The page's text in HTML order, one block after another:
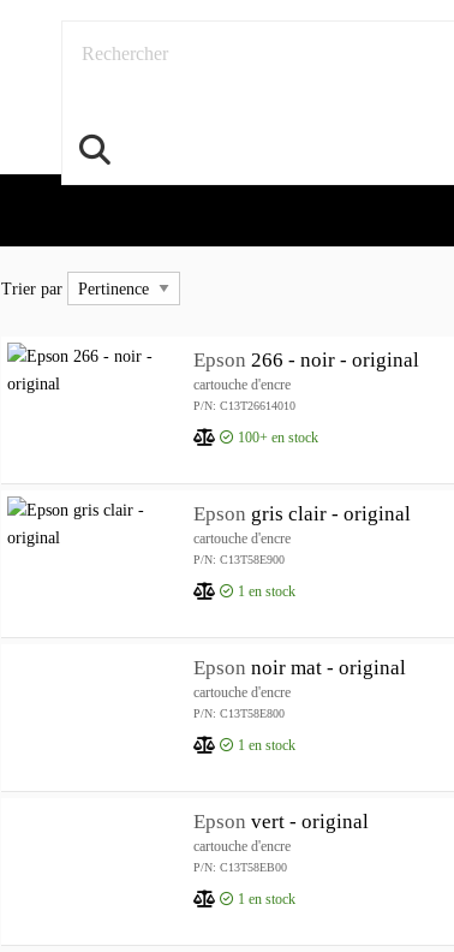
Rechercher
Trier par
Trier par
Epson 266 - noir - original
cartouche d'encre
P/N: C13T26614010
100+ en stock
Epson gris clair - original
cartouche d'encre
P/N: C13T58E900
1 en stock
Epson noir mat - original
cartouche d'encre
P/N: C13T58E800
1 en stock
Epson vert - original
cartouche d'encre
P/N: C13T58EB00
1 en stock